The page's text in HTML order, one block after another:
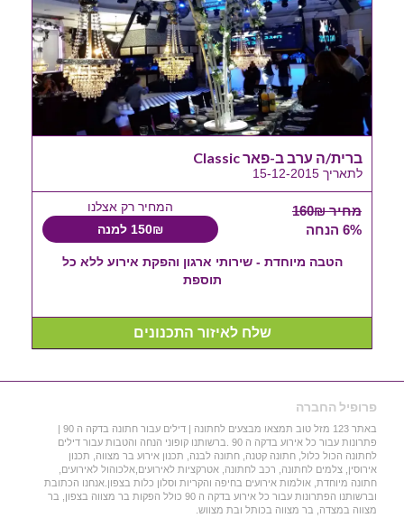
ברית/ה ערב ב-פאר Classic
לתאריך 15-12-2015
מחיר 160₪
6% הנחה
המחיר רק אצלנו
150₪ למנה
הטבה מיוחדת - שירותי ארגון והפקת אירוע ללא כל
תוספת
שלח לאיזור התכנונים
פרופיל החברה
פתרונות עבור כל אירוע בדקה ה 90 .ברשותנו קופוני הנחה והטבות עבור דילים
לחתונה הכול כלול, חתונה קטנה, חתונה לבנה, תכנון אירוע בר מצווה, תכנון
אירוסין, צלמים לחתונה, רכב לחתונה, אטרקציות לאירועים,אלכוהול לאירועים,
חתונה מיוחדת, אולמות אירועים בחיפה והקריות וסלון כלות בצפון.אנחנו הכתובת
וברשותנו הפתרונות עבור כל אירוע בדקה ה 90 כולל הפקות בר מצווה בצפון, בר
מצווה במצדה, בר מצווה בכותל ובת מצווש.